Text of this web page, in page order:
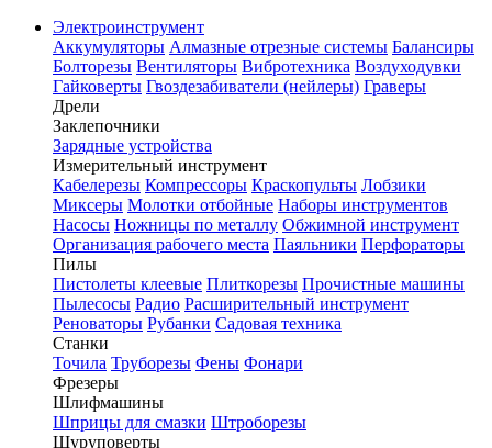
Электроинструмент
Аккумуляторы Алмазные отрезные системы Балансиры
Болторезы Вентиляторы Вибротехника Воздуходувки
Гайковерты Гвоздезабиватели (нейлеры) Граверы
Дрели
Заклепочники
Зарядные устройства
Измерительный инструмент
Кабелерезы Компрессоры Краскопульты Лобзики
Миксеры Молотки отбойные Наборы инструментов
Насосы Ножницы по металлу Обжимной инструмент
Организация рабочего места Паяльники Перфораторы
Пилы
Пистолеты клеевые Плиткорезы Прочистные машины
Пылесосы Радио Расширительный инструмент
Реноваторы Рубанки Садовая техника
Станки
Точила Труборезы Фены Фонари
Фрезеры
Шлифмашины
Шприцы для смазки Штроборезы
Шуруповерты